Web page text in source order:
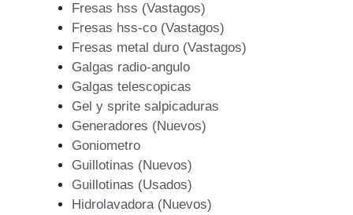
Fresas hss (Vastagos)
Fresas hss-co (Vastagos)
Fresas metal duro (Vastagos)
Galgas radio-angulo
Galgas telescopicas
Gel y sprite salpicaduras
Generadores (Nuevos)
Goniometro
Guillotinas (Nuevos)
Guillotinas (Usados)
Hidrolavadora (Nuevos)